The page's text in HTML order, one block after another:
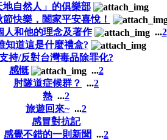
地自然人」的俱樂部
快樂，闔家平安喜悅！
人和他的理念及著作
...2
知道這是什麼禮盒?
持/反對台灣毒品除罪化?
感慨
...2
肘隧道症候群？
...2
熱 ...2
旅遊回來~ ...2
感冒對抗記
感覺不錯的一則新聞 ...2